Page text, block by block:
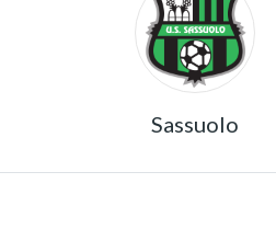
Sassuolo